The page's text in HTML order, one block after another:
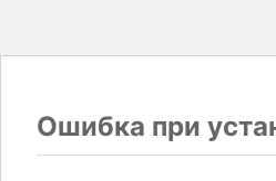
Ошибка при